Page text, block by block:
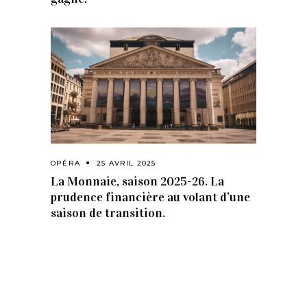
OPÉRA 25 AVRIL 2025
La Monnaie, saison 2025-26. La
prudence financière au volant d’une
saison de transition.